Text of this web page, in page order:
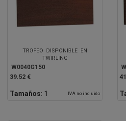
TROFEO DISPONIBLE EN
TWIRLING
W0040G150
39.52 €
Tamaños: 1 IVA no incluido